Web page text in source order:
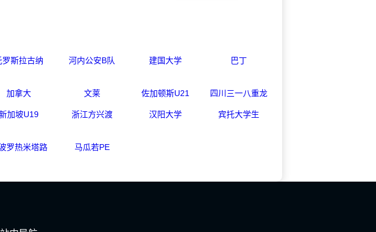
罗斯拉古纳 河内公安B队 建国大学 巴丁
加拿大 文莱 佐加顿斯U21 四川三一八重龙
加坡U19 浙江方兴渡 汉阳大学 宾托大学生
罗热米塔路 马瓜若PE